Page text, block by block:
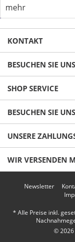
Ich habe die
verstanden
Senden
mehr
KONTAKT
BESUCHEN SIE
SHOP SERVICE
BESUCHEN SIE
UNSERE
WIR VERSENDEN
Newsletter
* Alle Preise inkl.
© 2026